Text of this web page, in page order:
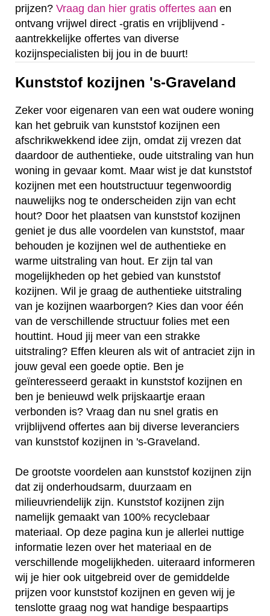
prijzen? Vraag dan hier gratis offertes aan en
ontvang vrijwel direct -gratis en vrijblijvend -
aantrekkelijke offertes van diverse
kozijnspecialisten bij jou in de buurt!
Kunststof kozijnen 's-Graveland
Zeker voor eigenaren van een wat oudere woning
kan het gebruik van kunststof kozijnen een
afschrikwekkend idee zijn, omdat zij vrezen dat
daardoor de authentieke, oude uitstraling van hun
woning in gevaar komt. Maar wist je dat kunststof
kozijnen met een houtstructuur tegenwoordig
nauwelijks nog te onderscheiden zijn van echt
hout? Door het plaatsen van kunststof kozijnen
geniet je dus alle voordelen van kunststof, maar
behouden je kozijnen wel de authentieke en
warme uitstraling van hout. Er zijn tal van
mogelijkheden op het gebied van kunststof
kozijnen. Wil je graag de authentieke uitstraling
van je kozijnen waarborgen? Kies dan voor één
van de verschillende structuur folies met een
houttint. Houd jij meer van een strakke
uitstraling? Effen kleuren als wit of antraciet zijn in
jouw geval een goede optie. Ben je
geïnteresseerd geraakt in kunststof kozijnen en
ben je benieuwd welk prijskaartje eraan
verbonden is? Vraag dan nu snel gratis en
vrijblijvend offertes aan bij diverse leveranciers
van kunststof kozijnen in 's-Graveland.
De grootste voordelen aan kunststof kozijnen zijn
dat zij onderhoudsarm, duurzaam en
milieuvriendelijk zijn. Kunststof kozijnen zijn
namelijk gemaakt van 100% recyclebaar
materiaal. Op deze pagina kun je allerlei nuttige
informatie lezen over het materiaal en de
verschillende mogelijkheden. uiteraard informeren
wij je hier ook uitgebreid over de gemiddelde
prijzen voor kunststof kozijnen en geven wij je
tenslotte graag nog wat handige bespaartips